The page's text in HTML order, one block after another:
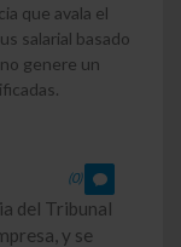
que avala el
salarial basado
genere un
(0)
del Tribunal
y se